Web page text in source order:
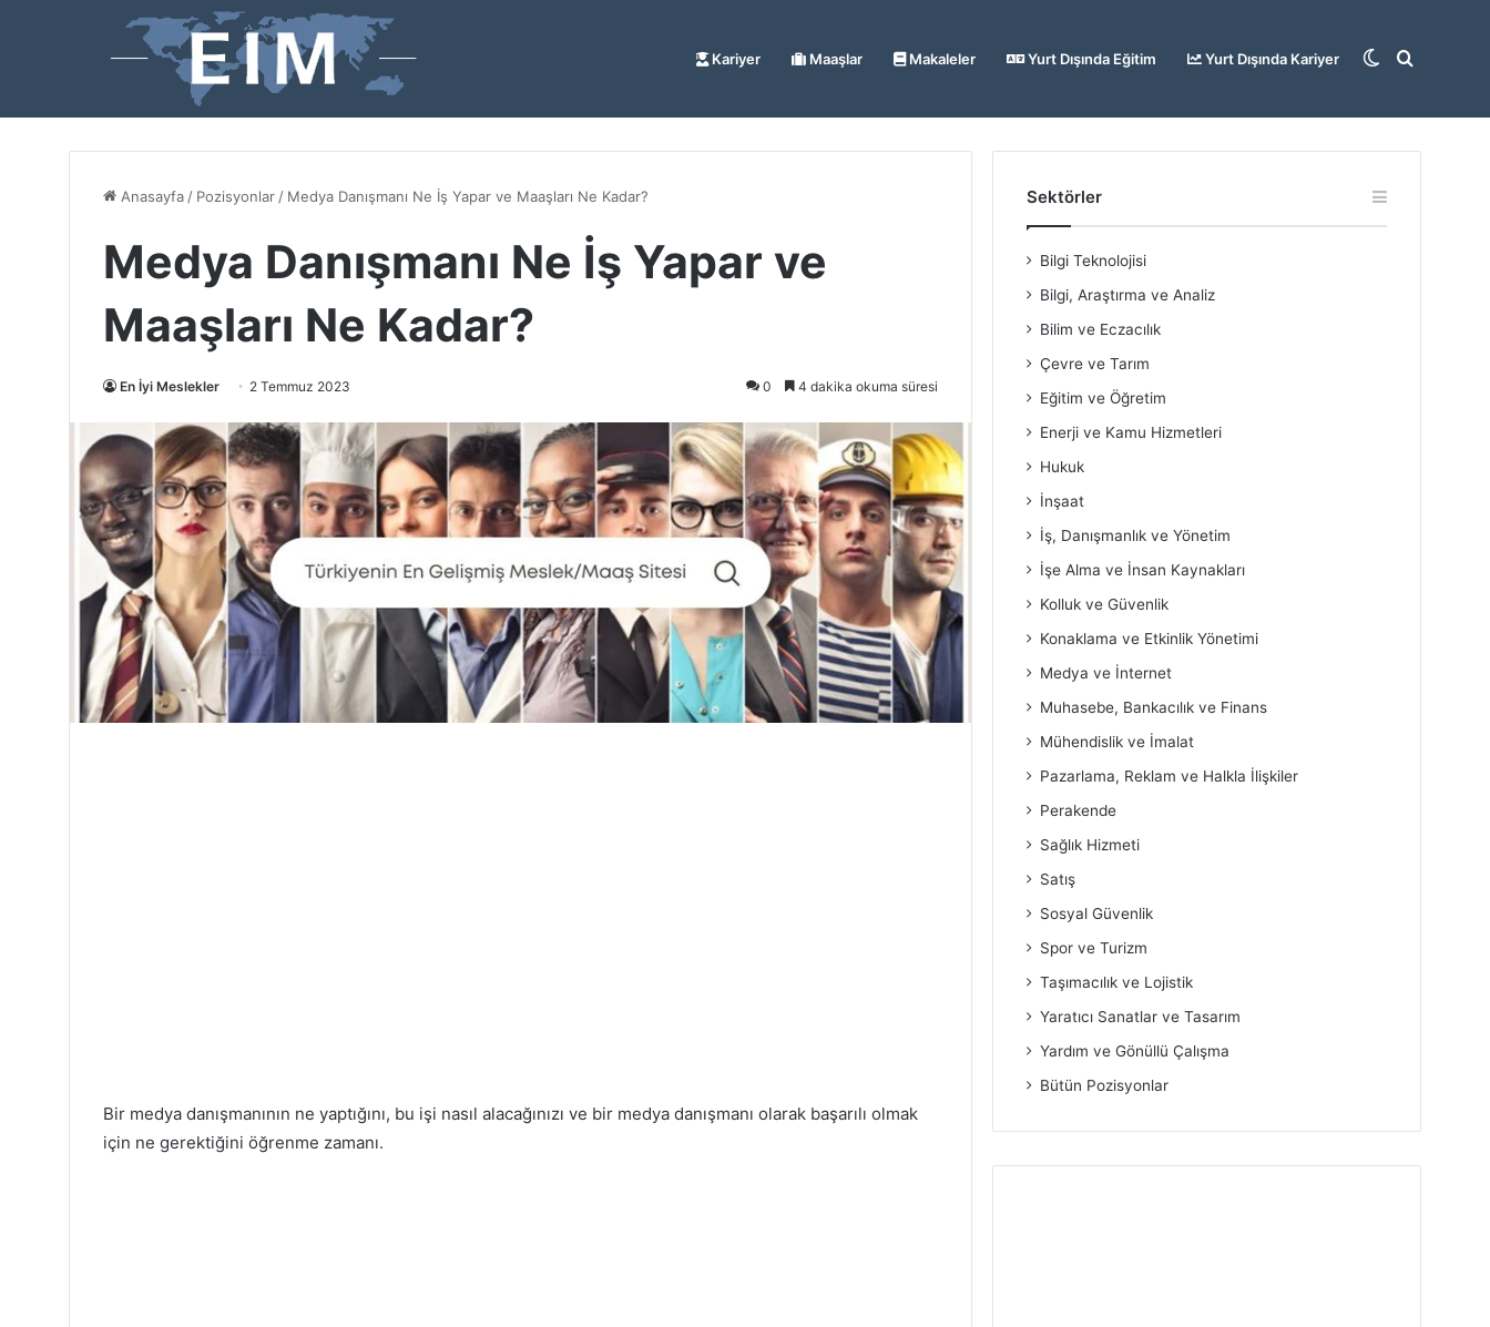
Kariyer Maaşlar Makaleler Yurt Dışında Eğitim Yurt Dışında Kariyer Arama
Dış
Anasayfa / Pozisyonlar / Medya Danışmanı Ne İş Yapar ve Maaşları Ne Kadar?
Medya Danışmanı Ne İş Yapar ve
Maaşları Ne Kadar?
En İyi Meslekler 2 Temmuz 2023 0 4 dakika okuma süresi
Bir medya danışmanının ne yaptığını, bu işi nasıl alacağınızı ve bir medya danışmanı olarak başarılı olmak
için ne gerektiğini öğrenme zamanı.
Sektörler
Bilgi Teknolojisi
Bilgi, Araştırma ve Analiz
Bilim ve Eczacılık
Çevre ve Tarım
Eğitim ve Öğretim
Enerji ve Kamu Hizmetleri
Hukuk
İnşaat
İş, Danışmanlık ve Yönetim
İşe Alma ve İnsan Kaynakları
Kolluk ve Güvenlik
Konaklama ve Etkinlik Yönetimi
Medya ve İnternet
Muhasebe, Bankacılık ve Finans
Mühendislik ve İmalat
Pazarlama, Reklam ve Halkla İlişkiler
Perakende
Sağlık Hizmeti
Satış
Sosyal Güvenlik
Spor ve Turizm
Taşımacılık ve Lojistik
Yaratıcı Sanatlar ve Tasarım
Yardım ve Gönüllü Çalışma
Bütün Pozisyonlar